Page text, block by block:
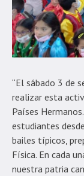
“El sábado 3 de
realizar esta
Países
estudiantes
bailes típicos,
Física. En cada
nuestra patria